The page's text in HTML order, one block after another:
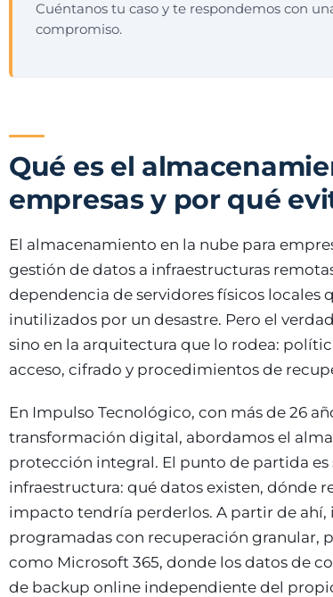
Cuéntanos tu caso y te respondemos con
compromiso.
Qué es el
empresas y por qué
El almacenamiento en la nube para
gestión de datos a infraestructuras
dependencia de servidores físicos locales
inutilizados por un desastre. Pero el
sino en la arquitectura que lo rodea:
acceso, cifrado y procedimientos de
En Impulso Tecnológico, con más de 26
transformación digital, abordamos el
protección integral. El punto de partida
infraestructura: qué datos existen, dónde
impacto tendría perderlos. A partir de
programadas con recuperación granular,
como Microsoft 365, donde los datos de
de backup online independiente del